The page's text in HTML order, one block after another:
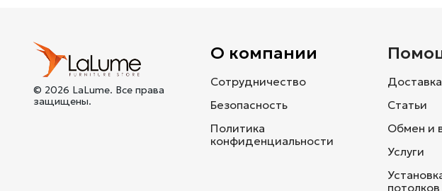
© 2026 LaLume. Все права
защищены.
О компании
Сотрудничество
Безопасность
Политика
конфиденциальности
Статьи
Обмен и
Услуги
потолков